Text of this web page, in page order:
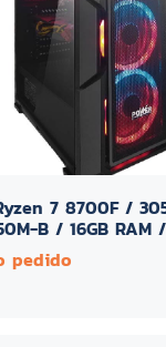
7 8700F /
B / 16GB RAM /
pedido